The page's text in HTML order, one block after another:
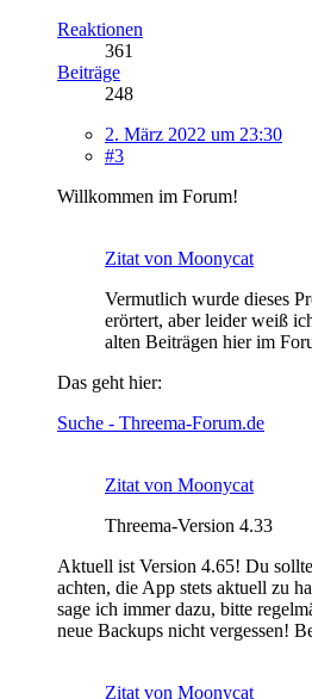
Reaktionen
361
Beiträge
248
2. März 2022 um 23:30
#3
Willkommen im Forum!
Zitat von Moonycat
Vermutlich wurde dieses
erörtert, aber leider weiß
alten Beiträgen hier im
Das geht hier:
Suche - Threema-Forum.de
Zitat von Moonycat
Threema-Version 4.33
Aktuell ist Version 4.65! Du
achten, die App stets aktuell zu
sage ich immer dazu, bitte
neue Backups nicht vergessen!
Zitat von Moonycat